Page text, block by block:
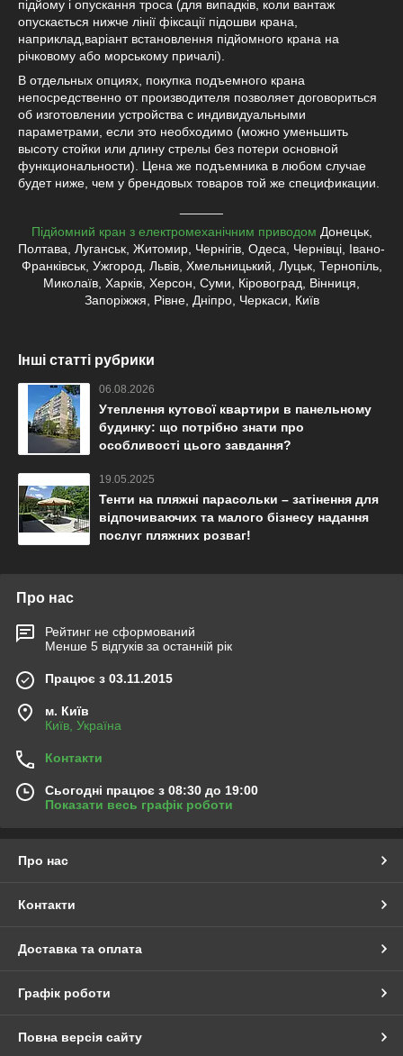
підйому і опускання троса (для випадків, коли вантаж
опускається нижче лінії фіксації підошви крана,
наприклад,варіант встановлення підйомного крана на
річковому або морському причалі).
В отдельных опциях, покупка подъемного крана
непосредственно от производителя позволяет договориться
об изготовлении устройства с индивидуальными
параметрами, если это необходимо (можно уменьшить
высоту стойки или длину стрелы без потери основной
функциональности). Цена же подъемника в любом случае
будет ниже, чем у брендовых товаров той же спецификации.
Підйомний кран з електромеханічним приводом Донецьк,
Полтава, Луганськ, Житомир, Чернігів, Одеса, Чернівці, Івано-
Франківськ, Ужгород, Львів, Хмельницький, Луцьк, Тернопіль,
Миколаїв, Харків, Херсон, Суми, Кіровоград, Вінниця,
Запоріжжя, Рівне, Дніпро, Черкаси, Київ
Інші статті рубрики
06.08.2026
Утеплення кутової квартири в панельному
будинку: що потрібно знати про
особливості цього завдання?
19.05.2025
Тенти на пляжні парасольки – затінення для
відпочиваючих та малого бізнесу надання
послуг пляжних розваг!
Про нас
Рейтинг не сформований
Менше 5 відгуків за останній рік
Працює з 03.11.2015
м. Київ
Київ, Україна
Контакти
Сьогодні працює з 08:30 до 19:00
Показати весь графік роботи
Про нас
Контакти
Доставка та оплата
Графік роботи
Повна версія сайту